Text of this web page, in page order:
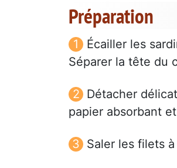
Préparation
Écailler les
Séparer la tête du
Détacher
papier absorbant
Saler les filets